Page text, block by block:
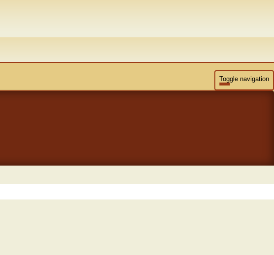
Toggle navigation